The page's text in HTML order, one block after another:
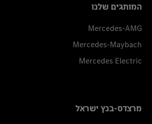
המותגים שלנו
Mercedes-AMG
Mercedes-Maybach
Mercedes Electric
מרצדס-בנץ ישראל